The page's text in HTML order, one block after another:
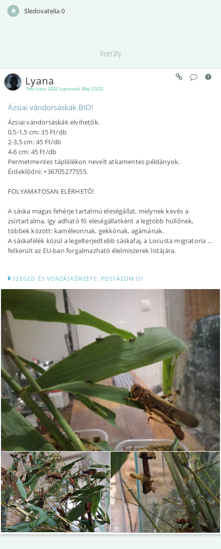
Sledovatelia0
Inzeráty
February 2022 (upované May 2022)
Lyana
Ázsiai vándorsáskák BIO!
Ázsiai vándorsáskák elvihetők.
0,5-1,5 cm: 35 Ft/db
2-3,5 cm: 45 Ft/db
4-6 cm: 45 Ft/db
Permetmentes táplálékon nevelt atkamentes példányok.
Érdeklődni: +36705277555.
FOLYAMATOSAN ELÉRHETŐ!
A sáska magas fehérje tartalmú eleségállat, melynek kevés a
zsírtartalma, így adható fő eleségállatként a legtöbb hüllőnek,
többek között: kaméleonnak, gekkónak, agámának.
A sáskafélék közül a legelterjedtebb sáskafaj, a Locusta migratoria ...
felkerült az EU-ban forgalmazható élelmiszerek listájára.
SZEGED ÉS VONZÁSKÖRZETE. POSTÁZOM IS!